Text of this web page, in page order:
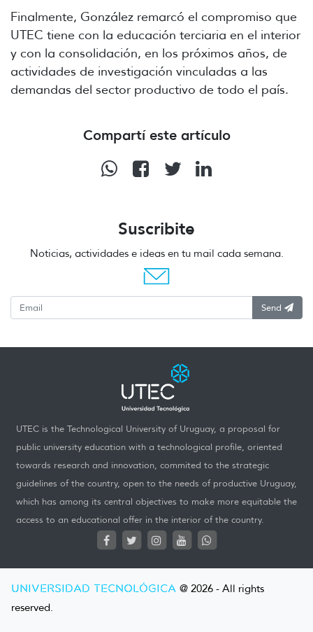
Finalmente, González remarcó el compromiso que
UTEC tiene con la educación terciaria en el interior
y con la consolidación, en los próximos años, de
actividades de investigación vinculadas a las
demandas del sector productivo de todo el país.
Compartí este artículo
Suscribite
Noticias, actividades e ideas en tu mail cada semana.
Send
UTEC is the Technological University of Uruguay, a proposal for
public university education with a technological profile, oriented
towards research and innovation, commited to the strategic
guidelines of the country, open to the needs of productive Uruguay,
which has among its central objectives to make more equitable the
access to an educational offer in the interior of the country.
UNIVERSIDAD TECNOLÓGICA @ 2026 - All rights
reserved.